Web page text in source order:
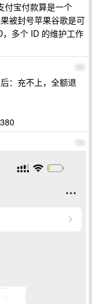
付宝付款算是一个
被封号苹果谷歌是可
多个 ID 的维护工作
28
：充不上，全额退
29